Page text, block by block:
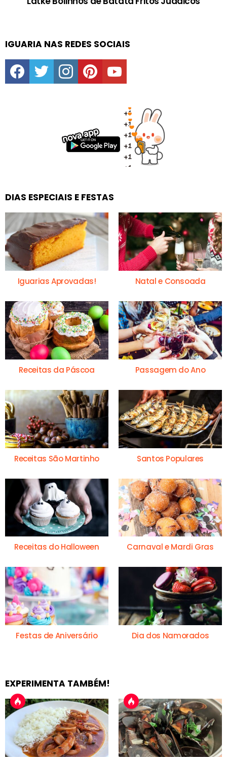
IGUARIA NAS REDES SOCIAIS
facebooktwitter instagrampinterestyoutube
DIAS ESPECIAIS E FESTAS
Iguarias Aprovadas! Natal e Consoada
Receitas da Páscoa Passagem do Ano
Receitas São Martinho Santos Populares
Receitas do Halloween Carnaval e Mardi Gras
Festas de Aniversário Dia dos Namorados
EXPERIMENTA TAMBÉM!